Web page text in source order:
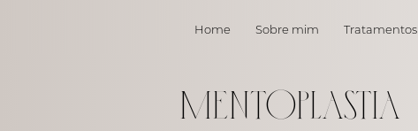
Home Sobre mim Tratamentos
Mentoplastia